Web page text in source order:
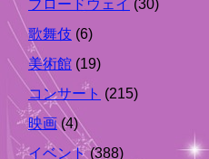
ブロードウェイ (30)
歌舞伎 (6)
美術館 (19)
コンサート (215)
映画(4)
イベント(388)